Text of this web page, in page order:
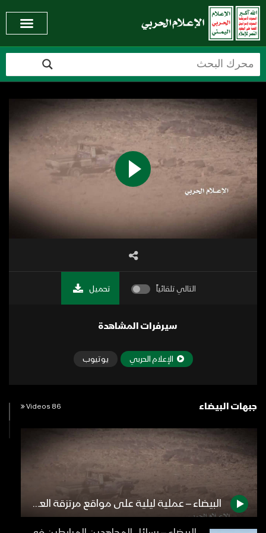
التالي تلقائياً تحميل
سيرفرات المشاهدة
الإعلام الحربي يوتيوب
جبهات البيضاء 86 Videos
البيضاء – عملية ليلية على مواقع مرتزقة العدوان في قانية ومشاهد لآليات تم اعطابهن سابقاً